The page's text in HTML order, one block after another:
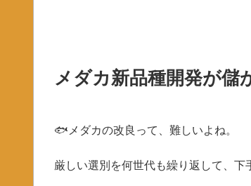
メダカ新品種開発が儲
🐟メダカの改良って、難しいよね。
厳しい選別を何世代も繰り返して、下